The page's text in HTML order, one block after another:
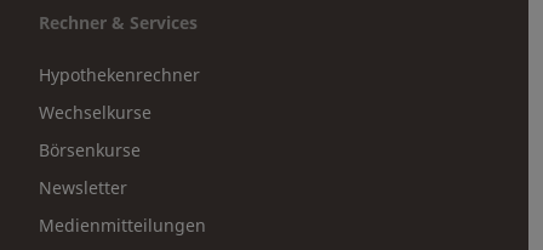
Rechner & Services
Hypothekenrechner
Wechselkurse
Börsenkurse
Newsletter
Medienmitteilungen